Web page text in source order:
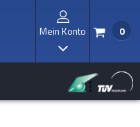
Mein Konto
I
/ 0